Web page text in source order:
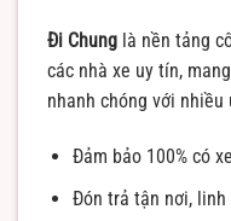
Đi Chung là nền tảng
các nhà xe uy tín,
nhanh chóng với
Đảm bảo 100% có
Đón trả tận nơi, linh